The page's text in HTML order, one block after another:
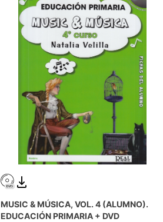
MUSIC & MÚSICA, VOL. 4 (ALUMNO).
EDUCACIÓN PRIMARIA + DVD